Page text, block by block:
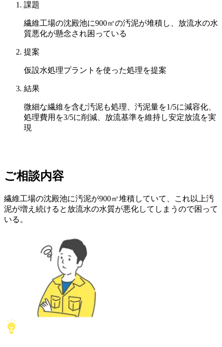
課題
繊維工場の沈殿池に900㎥の汚泥が堆積し、放流水の水
質悪化が懸念され困っている
提案
仮設水処理プラントを使った処理を提案
結果
微細な繊維を含む汚泥も処理、汚泥量を1/5に減容化、
処理費用を3/5に削減、放流基準を維持し安定放流を実
現
ご相談内容
繊維工場の沈殿池に汚泥が900㎥堆積していて、これ以上汚
泥が増え続けると放流水の水質が悪化してしまうので困って
いる。